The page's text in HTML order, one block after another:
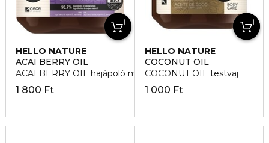
HELLO NATURE
ACAI BERRY OIL
ACAI BERRY OIL hajápoló maszk
1 800 Ft
HELLO NATURE
COCONUT OIL
COCONUT OIL testvaj
1 000 Ft